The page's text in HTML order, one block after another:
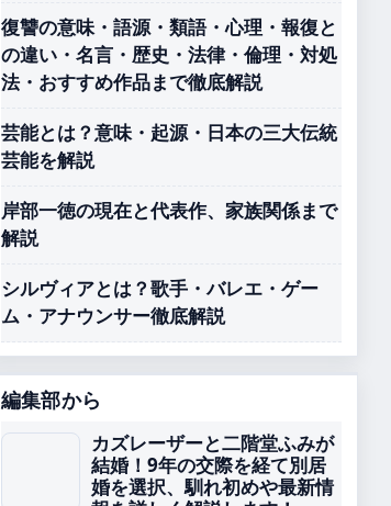
復讐の意味・語源・類語・心理・報復と
の違い・名言・歴史・法律・倫理・対処
法・おすすめ作品まで徹底解説
芸能とは？意味・起源・日本の三大伝統
芸能を解説
岸部一徳の現在と代表作、家族関係まで
解説
シルヴィアとは？歌手・バレエ・ゲー
ム・アナウンサー徹底解説
編集部から
カズレーザーと二階堂ふみが
結婚！9年の交際を経て別居
婚を選択、馴れ初めや最新情